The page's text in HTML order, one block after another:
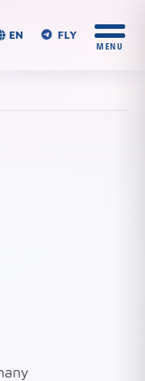
EN FLY